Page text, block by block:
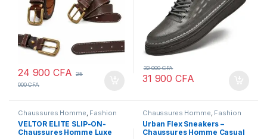
24 900CFA
25
000CFA
31 900CFA
32 000CFA
Chaussures Homme, Fashion
VELTOR ELITE SLIP-ON-
Chaussures Homme Luxe
Chaussures Homme, Fashion
Urban Flex Sneakers –
Chaussures Homme Casual